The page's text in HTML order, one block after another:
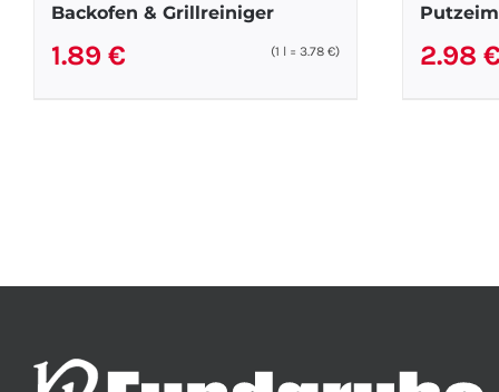
Backofen & Grillreiniger
1.89 € (1 l= 3.78 €) 2.98